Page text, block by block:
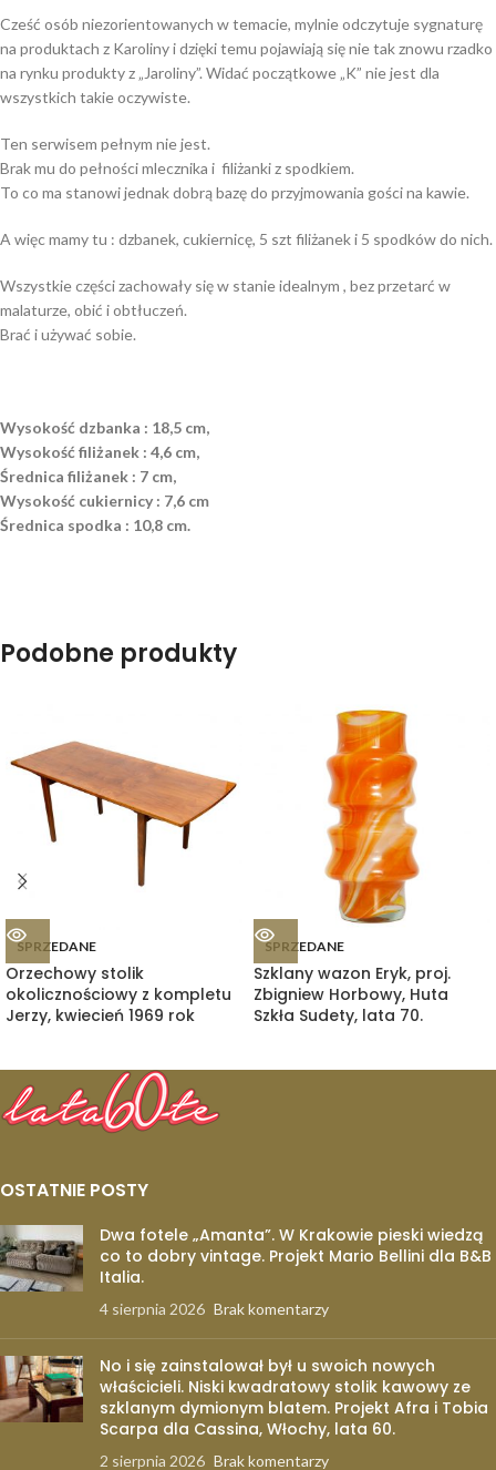
Cześć osób niezorientowanych w temacie, mylnie odczytuje sygnaturę
na produktach z Karoliny i dzięki temu pojawiają się nie tak znowu rzadko
na rynku produkty z „Jaroliny”. Widać początkowe „K” nie jest dla
wszystkich takie oczywiste.
Ten serwisem pełnym nie jest.
Brak mu do pełności mlecznika i filiżanki z spodkiem.
To co ma stanowi jednak dobrą bazę do przyjmowania gości na kawie.
A więc mamy tu : dzbanek, cukiernicę, 5 szt filiżanek i 5 spodków do nich.
Wszystkie części zachowały się w stanie idealnym , bez przetarć w
malaturze, obić i obtłuczeń.
Brać i używać sobie.
Wysokość dzbanka : 18,5 cm,
Wysokość filiżanek : 4,6 cm,
Średnica filiżanek : 7 cm,
Wysokość cukiernicy : 7,6 cm
Średnica spodka : 10,8 cm.
Podobne produkty
SPRZEDANE
Orzechowy stolik
okolicznościowy z kompletu
Jerzy, kwiecień 1969 rok
SPRZEDANE
Szklany wazon Eryk, proj.
Zbigniew Horbowy, Huta
Szkła Sudety, lata 70.
OSTATNIE POSTY
Dwa fotele „Amanta”. W Krakowie pieski wiedzą
co to dobry vintage. Projekt Mario Bellini dla B&B
Italia.
4 sierpnia 2026 Brak komentarzy
No i się zainstalował był u swoich nowych
właścicieli. Niski kwadratowy stolik kawowy ze
szklanym dymionym blatem. Projekt Afra i Tobia
Scarpa dla Cassina, Włochy, lata 60.
2 sierpnia 2026 Brak komentarzy